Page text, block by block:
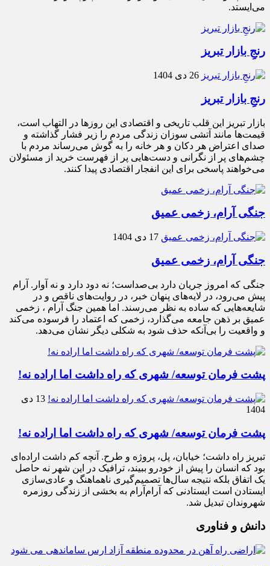
می‌ایستد.
رنجِ بازار تبریز
26 دی 1404
رنجِ بازار تبریز
بازار تبریز این قلب تاریخی و اقتصادی این روزها در التهاب است،
قیمت‌ها مانند آتشی سوزان زندگی مردم را زیر فشار گذاشته و
صدای اعتراض هر دکان و هر خانه را به گوش می‌رساند مردم با
چشم‌های پر از نگرانی و دست‌هایی پر از فهرست خرید از مسئولان
می‌خواهند پاسخی برای این انفجار اقتصادی پیدا کنند.
جنگی آرام، زخمی عمیق
17 دی 1404
جنگی آرام، زخمی عمیق
جنگی که امروز جریان دارد بی‌صداست؛ نه دود دارد و نه آوار. آرام
پیش می‌رود، در لایه‌های پنهان خبر، در روایت‌های ناقص و در
شایعه‌هایی که ساده به نظر می‌رسند. اما همین جنگ آرام ، زخمی
عمیق بر ذهن جامعه می‌گذارد، زخمی که اعتماد را فرسوده می‌کند
و واقعیت را بی‌آنکه حذف شود به شکلی دیگر نشان می‌دهد.
پشت فرمان توسعه/ شهری که راه داشت اما اراده نه!
13 دی
1404
پشت فرمان توسعه/ شهری که راه داشت اما اراده نه!
تبریز راه داشت؛ خیابان، پل، پروژه و طرح. آنچه کم داشت اراده‌ای
بود که انسان را پیش از خودرو ببیند، ترافیک در این شهر نه حاصل
یک اتفاق بلکه نتیجه سال‌ها تصمیم‌گیری ناهماهنگ و عادی‌سازی
ایستادن است ایستادنی که آرام‌آرام به بخشی از زندگی روزمره
شهروندان تبدیل شد.
دانش و فناوری